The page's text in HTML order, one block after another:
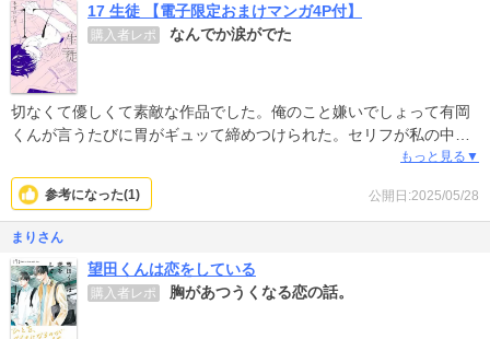
17 生徒 【電子限定おまけマンガ4P付】
購入者レポ なんでか涙がでた
切なくて優しくて素敵な作品でした。俺のこと嫌いでしょって有岡
くんが言うたびに胃がギュッて締めつけられた。セリフが私の中に
もっと見る▼
公開日:2025/05/28
参考になった(1)
まりさん
望田くんは恋をしている
購入者レポ 胸があつうくなる恋の話。